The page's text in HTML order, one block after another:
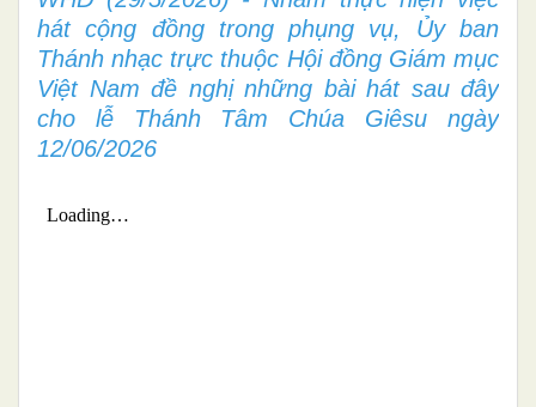
hát cộng đồng trong phụng vụ, Ủy ban
Thánh nhạc trực thuộc Hội đồng Giám mục
Việt Nam đề nghị những bài hát sau đây
cho lễ Thánh Tâm Chúa Giêsu ngày
12/06/2026